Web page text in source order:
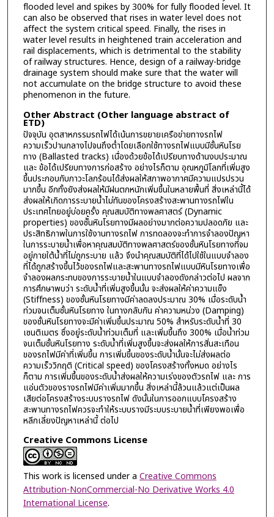
flooded level and spikes by 300% for fully flooded level. It
can also be observed that rises in water level does not
affect the system critical speed. Finally, the rises in
water level results in heightened train acceleration and
rail displacements, which is detrimental to the stability
of railway structures. Hence, design of a railway-bridge
drainage system should make sure that the water will
not accumulate on the bridge structure to avoid these
phenomenon in the future.
Other Abstract (Other language abstract of
ETD)
ปัจจุบัน อุตสาหกรรมรถไฟได้เน้นการขยายเครือข่ายทางรถไฟ
ความเร็วปานกลางไปจนถึงต่ำโดยเลือกใช้ทางรถไฟแบบมีชั้นหินโรย
ทาง (Ballasted tracks) เนื่องด้วยข้อได้เปรียบทางด้านงบประมาณ
และ ข้อได้เปรียบทางการก่อสร้าง อย่างไรก็ตาม อุณหภูมิโลกที่เพิ่มสูง
ขึ้นประกอบกับภาวะโลกร้อนได้ส่งผลให้สภาพอากาศมีความแปรปรวน
มากขึ้น อีกทั้งยังส่งผลให้มีฝนตกหนักเพิ่มขึ้นในหลายพื้นที่ สิ่งเหล่านี้ได้
ส่งผลให้เกิดการระบายน้ำไม่ทันของโครงสร้างสะพานทางรถไฟใน
ประเทศไทยอยู่บ่อยครั้ง คุณสมบัติทางพลศาสตร์ (Dynamic
properties) ของชัั้นหินโรยทางมีผลอย่างมากต่อความปลอดภัย และ
ประสิทธิภาพในการใช้งานทางรถไฟ การทดลองจะทำการจำลองปัญหา
ในการระบายน้ำเพื่อหาคุณสมบัติทางพลศาสตร์ของชั้นหินโรยทางที่จม
อยู่ภายใต้น้ำที่ไม่ถูกระบาย แล้ว จึงนำคุณสมบัติที่ได้ไปใช้ในแบบจำลอง
ที่ได้ถูกสร้างขึ้นไว้ของรถไฟและสะพานทางรถไฟแบบมีหินโรยทางเพื่อ
จำลองผลกระทบของการระบายน้ำในแบบจำลองดังกล่าวต่อไป ผลจาก
การศึกษาพบว่า ระดับน้ำที่เพิ่มสูงขึ้นนั้น จะส่งผลให้ค่าความแข็ง
(Stiffness) ของชั้นหินโรยทางมีค่าลดลงประมาณ 30% เมื่อระดับน้ำ
ท่วมจนเต็มชั้นหินโรยทาง ในทางกลับกัน ค่าความหน่วง (Damping)
ของชั้นหินโรยทางจะมีค่าเพิ่มขึ้นประมาณ 50% สำหรับระดับน้ำที่ 30
เซนติเมตร ซึ่งอยู่ระดับน้ำท่วมเต็มที่ และเพิ่มขึ้นถึง 300% เมื่อน้ำท่วม
จนเต็มชั้นหินโรยทาง ระดับน้ำที่เพิ่มสูงขึ้นจะส่งผลให้การสั่นสะเทือน
ของรถไฟมีค่าที่เพิ่มขึ้น การเพิ่มขึ้นของระดับน้ำนั้นจะไม่ส่งผลต่อ
ความเร็ววิกฤติ (Critical speed) ของโครงสร้างทั้งหมด อย่างไร
ก็ตาม การเพิ่มขึ้นของระดับน้ำส่งผลให้ความเร่งของตัวรถไฟ และ การ
แอ่นตัวของรางรถไฟมีค่าเพิ่มมากขึ้น สิ่งเหล่านี้ล้วนแล้วแต่เป็นผล
เสียต่อโครงสร้างระบบรางรถไฟ ดังนั้นในการออกแบบโครงสร้าง
สะพานทางรถไฟควรจะทำให้ระบบรางมีระบบระบายน้ำที่เพียงพอเพื่อ
หลีกเลี่ยงปัญหาเหล่านี้ ต่อไป
Creative Commons License
This work is licensed under a Creative Commons
Attribution-NonCommercial-No Derivative Works 4.0
International License.